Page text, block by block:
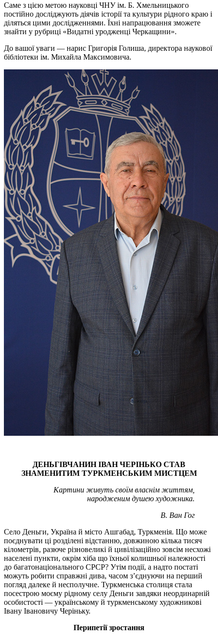
Саме з цією метою науковці ЧНУ ім. Б. Хмельницького
постійно досліджують діячів історії та культури рідного краю і
діляться цими дослідженнями. Їхні напрацювання зможете
знайти у рубриці «Видатні уродженці Черкащини».
До вашої уваги — нарис Григорія Голиша, директора наукової
бібліотеки ім. Михайла Максимовича.
ДЕНЬГІВЧАНИН ІВАН ЧЕРІНЬКО СТАВ
ЗНАМЕНИТИМ ТУРКМЕНСЬКИМ МИСТЦЕМ
Картини живуть своїм власнім життям,
народженим душею художника.
В. Ван Гог
Село Деньги, Україна й місто Ашгабад, Туркменія. Що може
поєднувати ці розділені відстанню, довжиною кілька тисяч
кілометрів, разюче різновеликі й цивілізаційно зовсім несхожі
населені пункти, окрім хіба що їхньої колишньої належності
до багатонаціонального СРСР? Утім події, а надто постаті
можуть робити справжні дива, часом з’єднуючи на перший
погляд далеке й несполучне. Туркменська столиця стала
посестрою моєму рідному селу Деньги завдяки неординарній
особистості — українському й туркменському художникові
Івану Івановичу Черіньку.
Перипетії зростання